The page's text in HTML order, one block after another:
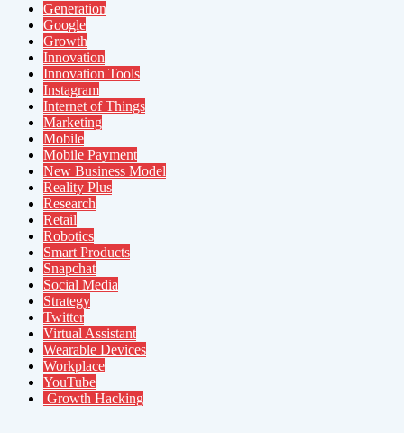
Generation
Google
Growth
Innovation
Innovation Tools
Instagram
Internet of Things
Marketing
Mobile
Mobile Payment
New Business Model
Reality Plus
Research
Retail
Robotics
Smart Products
Snapchat
Social Media
Strategy
Twitter
Virtual Assistant
Wearable Devices
Workplace
YouTube
Growth Hacking